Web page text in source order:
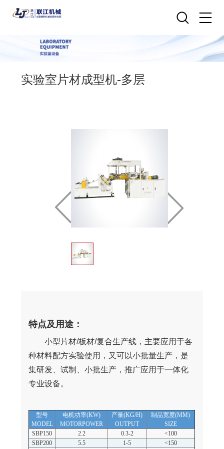
实验室片材成型机-多层
特点及用途：
小型片材/板材/复合生产线，主要应用于各
种材料配方实验使用，又可以小批量生产，是
集研发、试制、小批生产，推广应用于一体化
专业设备。
型号
MODEL
电机功率(KW)
MOTORPOWER
产量(KG/H)
OUTPUT
制品宽度(MM)
SIZE
SBP150
2.2 0.3-2
<100
SBP200
5.5 1-5 <150